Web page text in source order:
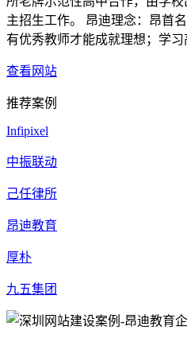
主招生工作。 昂迪理念：昂首
有优秀教师才能成就理想；学习
查看网站
推荐案例
Infipixel
中振联动
己任律所
昂迪教育
厚朴
九五集团